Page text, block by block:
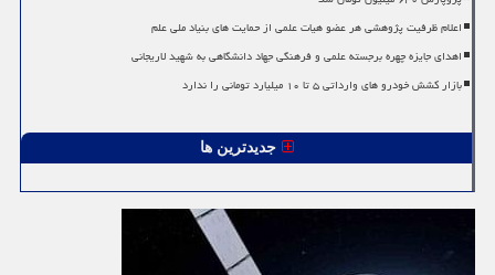
اعلام ظرفیت پژوهشی هر عضو هیات علمی از حمایت های بنیاد ملی علم
اهدای جایزه چهره برجسته علمی و فرهنگی جهاد دانشگاهی به شهید لاریجانی
بازار کشش خودرو های وارداتی ۵ تا ۱۰ میلیارد تومانی را ندارد
جدیدترین ها